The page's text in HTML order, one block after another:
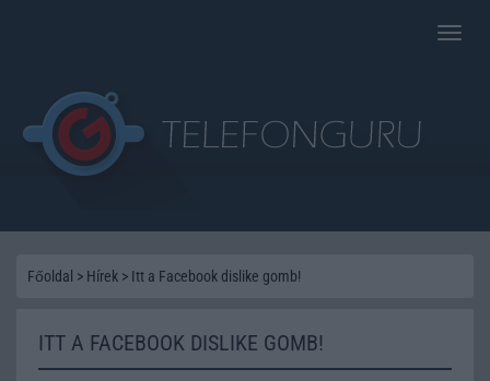
Toggle
Főoldal > Hírek > Itt a Facebook dislike gomb!
ITT A FACEBOOK DISLIKE GOMB!